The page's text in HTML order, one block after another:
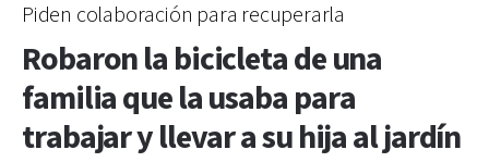
Piden colaboración para recuperarla
Robaron la bicicleta de una
familia que la usaba para
trabajar y llevar a su hija al jardín